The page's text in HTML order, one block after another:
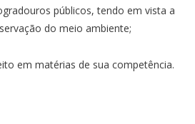
públicos, tendo em vista a
do meio ambiente;
em matérias de sua competência.